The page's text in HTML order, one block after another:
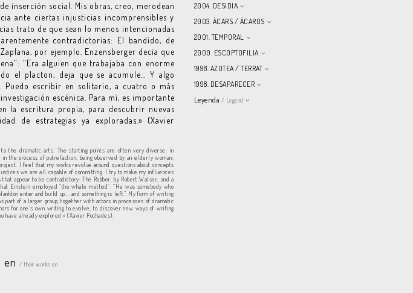
inserción social. Mis obras, creo, merodean
ante ciertas injusticias incomprensibles y
trato de que sean lo menos intencionadas
contradictorias: El bandido, de
por ejemplo. Enzensberger decía que
"Era alguien que trabajaba con enorme
el placton, deja que se acumule… Y algo
Puedo escribir en solitario, a cuatro o más
escénica. Para mí, es importante
la escritura propia, para descubrir nuevas
de estrategias ya exploradas.» (Xavier
the dramatic arts. The starting points are often very diverse: in
the process of putrefaction, being observed by an elderly woman;
I feel that my works revolve around questions about concepts
we are all capable of committing. I try to make my influences
appear to be contradictory: The Robber, by Robert Walser, and a
Einstein employed “the whale method”: “He was somebody who
enter and build up... and something is left”. My form of writing
part of a larger group, together with actors in processes of dramatic
for one’s own writing to evolve, to discover new ways of writing
have already explored.» (Xavier Puchades).
2004. DESIDIA
2003. ÀCARS / ÁCAROS
2001. TEMPORAL
2000. ESCOPTOFILIA
1998. AZOTEA / TERRAT
1998. DESAPARECER
Leyenda / Legend
en / their works on